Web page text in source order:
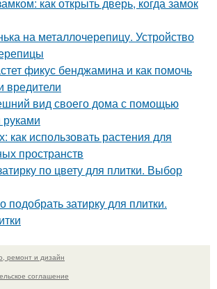
на металлочерепицу. Устройство
фикус бенджамина и как помочь
вредители
вид своего дома с помощью
как использовать растения для
пространств
по цвету для плитки. Выбор
подобрать затирку для плитки.
ремонт и дизайн
соглашение